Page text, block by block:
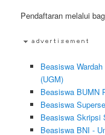
Pendaftaran melalui
Beasiswa
(UGM)
Beasiswa BUMN
Beasiswa
Beasiswa Skripsi
Beasiswa BNI -